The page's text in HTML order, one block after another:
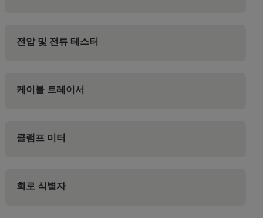
전압 및 전류 테스터
케이블 트레이서
클램프 미터
회로 식별자